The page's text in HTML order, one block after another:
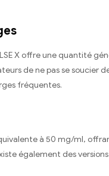
X offre une quantité
de ne pas se soucier
fréquentes.
à 50 mg/ml,
également des